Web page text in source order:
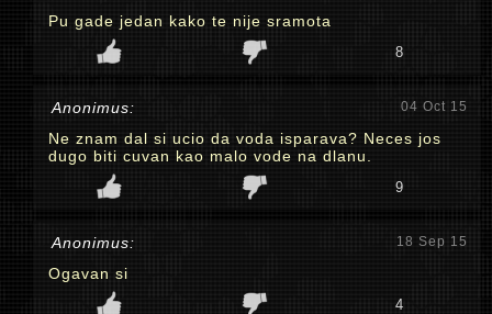
Pu gade jedan kako te nije sramota
8
Anonimus: 04 Oct 15
Ne znam dal si ucio da voda isparava? Neces jos
dugo biti cuvan kao malo vode na dlanu.
9
Anonimus: 18 Sep 15
Ogavan si
4